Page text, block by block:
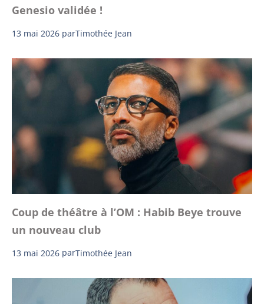
Genesio validée !
13 mai 2026 parTimothée Jean
Coup de théâtre à l’OM : Habib Beye trouve
un nouveau club
13 mai 2026 parTimothée Jean